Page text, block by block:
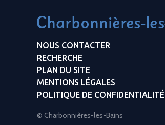
NOUS CONTACTER
RECHERCHE
PLAN DU SITE
MENTIONS LÉGALES
POLITIQUE DE CONFIDENTIALITÉ
© Charbonnières-les-Bains